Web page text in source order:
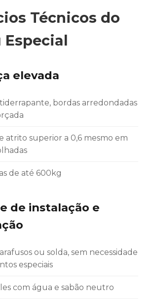
Técnicos do
Especial
elevada
bordas arredondadas
atrito superior a 0,6 mesmo em
de até 600kg
de instalação e
ou solda, sem necessidade
especiais
com água e sabão neutro